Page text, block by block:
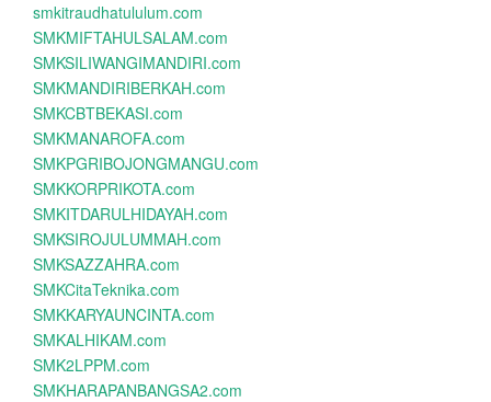
smkitraudhatululum.com
SMKMIFTAHULSALAM.com
SMKSILIWANGIMANDIRI.com
SMKMANDIRIBERKAH.com
SMKCBTBEKASI.com
SMKMANAROFA.com
SMKPGRIBOJONGMANGU.com
SMKKORPRIKOTA.com
SMKITDARULHIDAYAH.com
SMKSIROJULUMMAH.com
SMKSAZZAHRA.com
SMKCitaTeknika.com
SMKKARYAUNCINTA.com
SMKALHIKAM.com
SMK2LPPM.com
SMKHARAPANBANGSA2.com